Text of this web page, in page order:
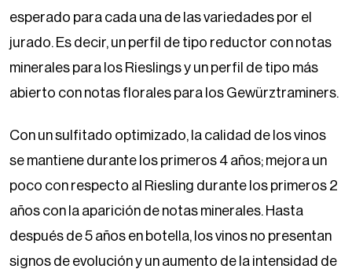
esperado para cada una de las variedades por el
jurado. Es decir, un perfil de tipo reductor con notas
minerales para los Rieslings y un perfil de tipo más
abierto con notas florales para los Gewürztraminers.
Con un sulfitado optimizado, la calidad de los vinos
se mantiene durante los primeros 4 años; mejora un
poco con respecto al Riesling durante los primeros 2
años con la aparición de notas minerales. Hasta
después de 5 años en botella, los vinos no presentan
signos de evolución y un aumento de la intensidad de